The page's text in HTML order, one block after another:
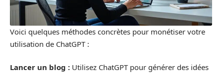
Voici quelques méthodes concrètes pour monétiser votre
utilisation de ChatGPT :
Lancer un blog : Utilisez ChatGPT pour générer des idées